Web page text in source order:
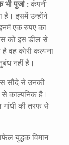
पुर्जा : कंपनी
है। इसमें उन्होंने
इनमें एक रुपए का
को इस डील से
वह कोरी कल्पना
नहीं है।
सौदे से उनकी
से काल्पनिक है।
गांधी की तरफ से
युद्धक विमान